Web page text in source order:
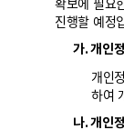
진행할 예정
가. 개인
개인
하여
나. 개인